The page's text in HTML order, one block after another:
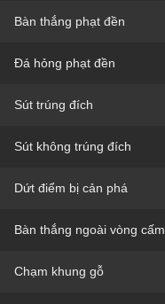
Bàn thắng phạt đền
Đá hỏng phạt đền
Sút trúng đích
Sút không trúng đích
Dứt điểm bị cản phá
Bàn thắng ngoài vòng cấm
Chạm khung gỗ